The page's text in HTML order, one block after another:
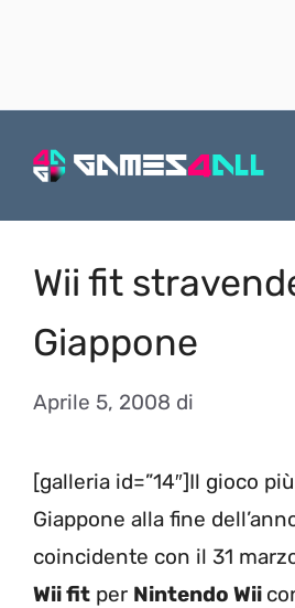
Wii fit
Giappone
Aprile 5, 2008 di
[galleria id=”14″]Il gioco
Giappone alla fine
coincidente con il 31
Wii fit per Nintendo Wii